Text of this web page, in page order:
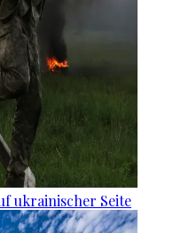
ukrainischer Seite